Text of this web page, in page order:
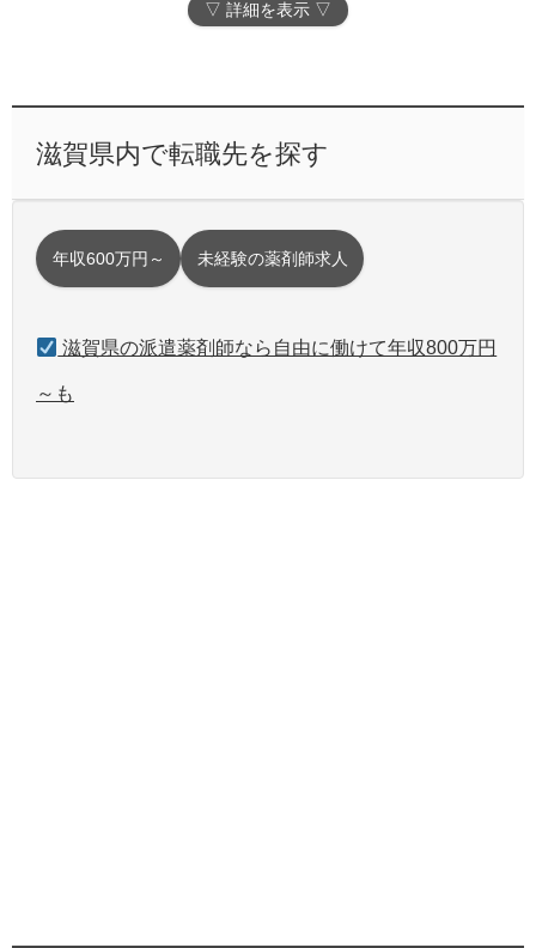
▽ 詳細を表示 ▽
滋賀県内で転職先を探す
年収600万円～ 未経験の薬剤師求人
滋賀県の派遣薬剤師なら自由に働けて年収800万円
～も